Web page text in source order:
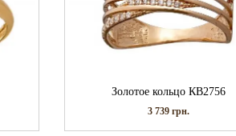
Золотое кольцо КВ2756
3 739 грн.